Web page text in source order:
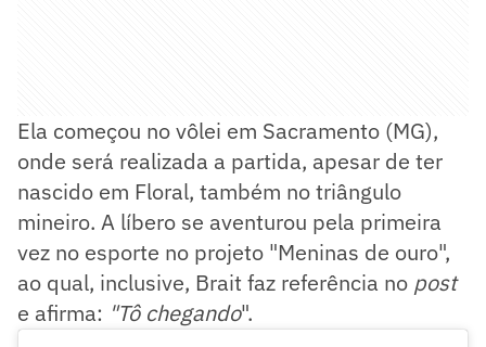
Ela começou no vôlei em Sacramento (MG),
onde será realizada a partida, apesar de ter
nascido em Floral, também no triângulo
mineiro. A líbero se aventurou pela primeira
vez no esporte no projeto "Meninas de ouro",
ao qual, inclusive, Brait faz referência no post
e afirma: "Tô chegando".